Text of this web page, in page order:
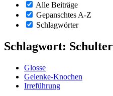
Alle Beiträge
Gepanschtes A-Z
Schlagwörter
Schlagwort:
Glosse
Gelenke-Knochen
Irreführung